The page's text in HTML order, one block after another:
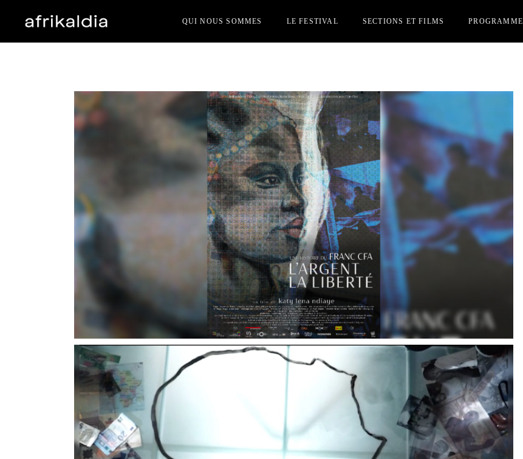
QUI NOUS SOMMES LE FESTIVAL
INSCRIPTION FILMS
PERSONNES INVITÉES
ACCRÉDITATIONS
PRIX
REJOIGNEZ-NOUS
AUTRES ÉDITIONS
SECTIONS ET FILMS
SECTION PARALLÈLE
PROGRAMME